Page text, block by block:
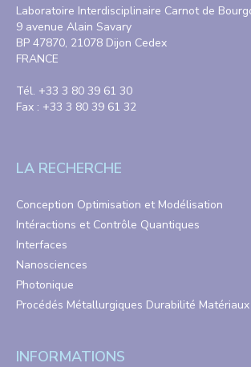
Laboratoire Interdisciplinaire Carnot de
9 avenue Alain Savary
BP 47870, 21078 Dijon Cedex
FRANCE
Tél. +33 3 80 39 61 30
Fax : +33 3 80 39 61 32
LA RECHERCHE
Conception Optimisation et Modélisation
Intéractions et Contrôle Quantiques
Interfaces
Nanosciences
Photonique
Procédés Métallurgiques Durabilité Matériaux
INFORMATIONS